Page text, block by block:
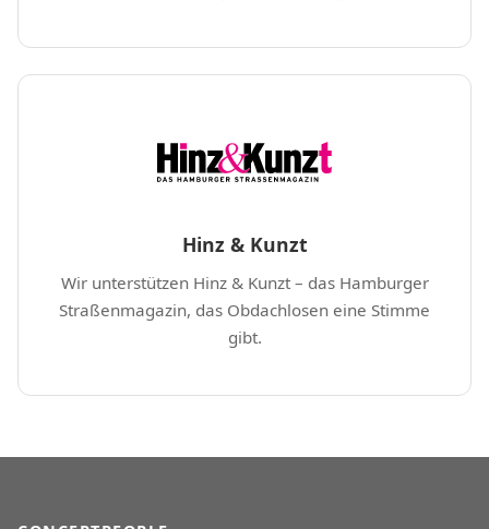
Hinz & Kunzt
Wir unterstützen Hinz & Kunzt – das Hamburger
Straßenmagazin, das Obdachlosen eine Stimme
gibt.